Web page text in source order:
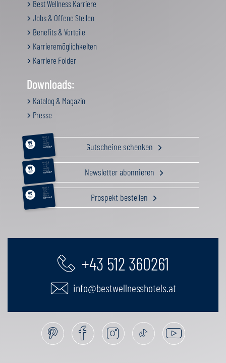
Best Wellness Karriere
Jobs & Offene Stellen
Benefits & Vorteile
Karrieremöglichkeiten
Karriere Folder
Downloads:
Katalog & Magazin
Presse
RELAX &
BEAUTY
AKTIV
GENUSS
FAMILIE
GUTSCHEIN Gutscheine schenken
RELAX &
BEAUTY
AKTIV
GENUSS
FAMILIE
GUTSCHEIN Newsletter abonnieren
RELAX &
BEAUTY
AKTIV
GENUSS
FAMILIE
GUTSCHEIN Prospekt bestellen
+43 512 360261
info@bestwellnesshotels.at